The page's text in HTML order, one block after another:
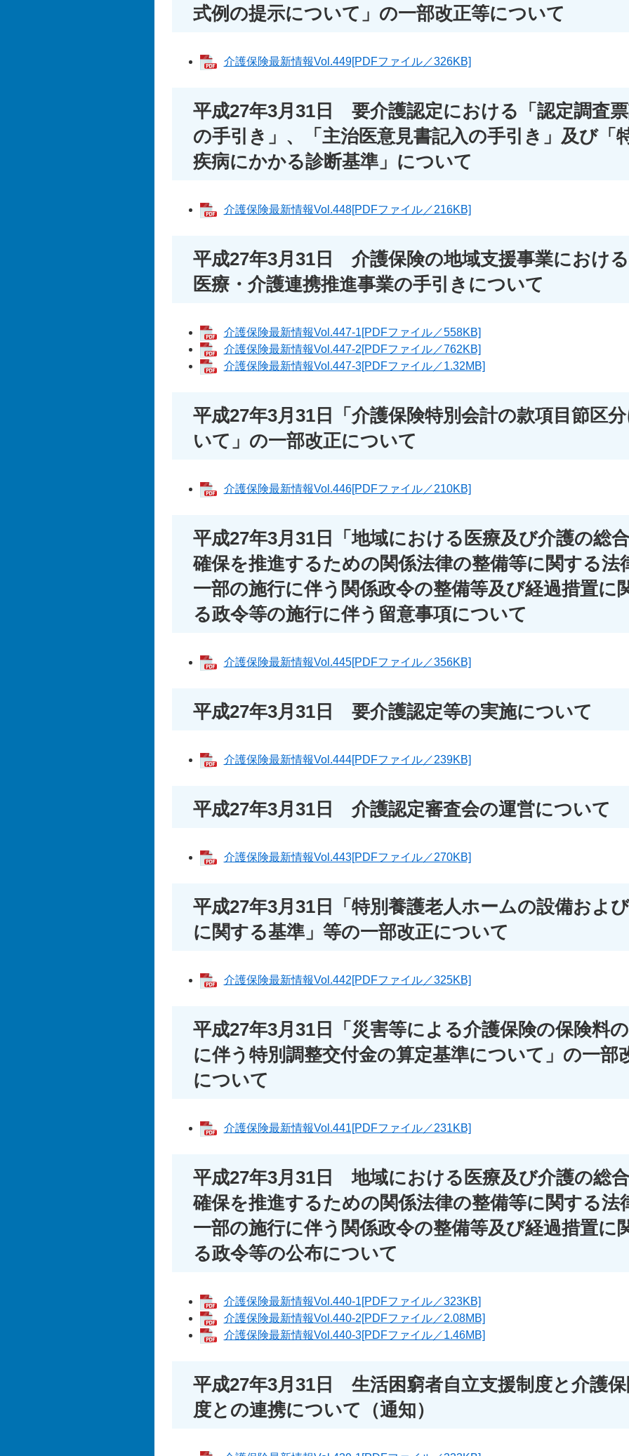
式例の提示について」の一部改正等について
介護保険最新情報Vol.449[PDFファイル／326KB]
平成27年3月31日 要介護認定における「認定調査
の手引き」、「主治医意見書記入の手引き」及び「
疾病にかかる診断基準」について
介護保険最新情報Vol.448[PDFファイル／216KB]
平成27年3月31日 介護保険の地域支援事業におけ
医療・介護連携推進事業の手引きについて
介護保険最新情報Vol.447-1[PDFファイル／558KB]
介護保険最新情報Vol.447-2[PDFファイル／762KB]
介護保険最新情報Vol.447-3[PDFファイル／1.32MB]
平成27年3月31日「介護保険特別会計の款項目節区
いて」の一部改正について
介護保険最新情報Vol.446[PDFファイル／210KB]
平成27年3月31日「地域における医療及び介護の総
確保を推進するための関係法律の整備等に関する法
一部の施行に伴う関係政令の整備等及び経過措置に
る政令等の施行に伴う留意事項について
介護保険最新情報Vol.445[PDFファイル／356KB]
平成27年3月31日 要介護認定等の実施について
介護保険最新情報Vol.444[PDFファイル／239KB]
平成27年3月31日 介護認定審査会の運営について
介護保険最新情報Vol.443[PDFファイル／270KB]
平成27年3月31日「特別養護老人ホームの設備およ
に関する基準」等の一部改正について
介護保険最新情報Vol.442[PDFファイル／325KB]
平成27年3月31日「災害等による介護保険の保険料
に伴う特別調整交付金の算定基準について」の一部
について
介護保険最新情報Vol.441[PDFファイル／231KB]
平成27年3月31日 地域における医療及び介護の総
確保を推進するための関係法律の整備等に関する法
一部の施行に伴う関係政令の整備等及び経過措置に
る政令等の公布について
介護保険最新情報Vol.440-1[PDFファイル／323KB]
介護保険最新情報Vol.440-2[PDFファイル／2.08MB]
介護保険最新情報Vol.440-3[PDFファイル／1.46MB]
平成27年3月31日 生活困窮者自立支援制度と介護保
度との連携について（通知）